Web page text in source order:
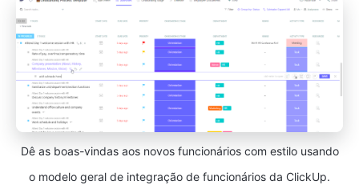
Dê as boas-vindas aos novos funcionários com estilo usando
o modelo geral de integração de funcionários da ClickUp.